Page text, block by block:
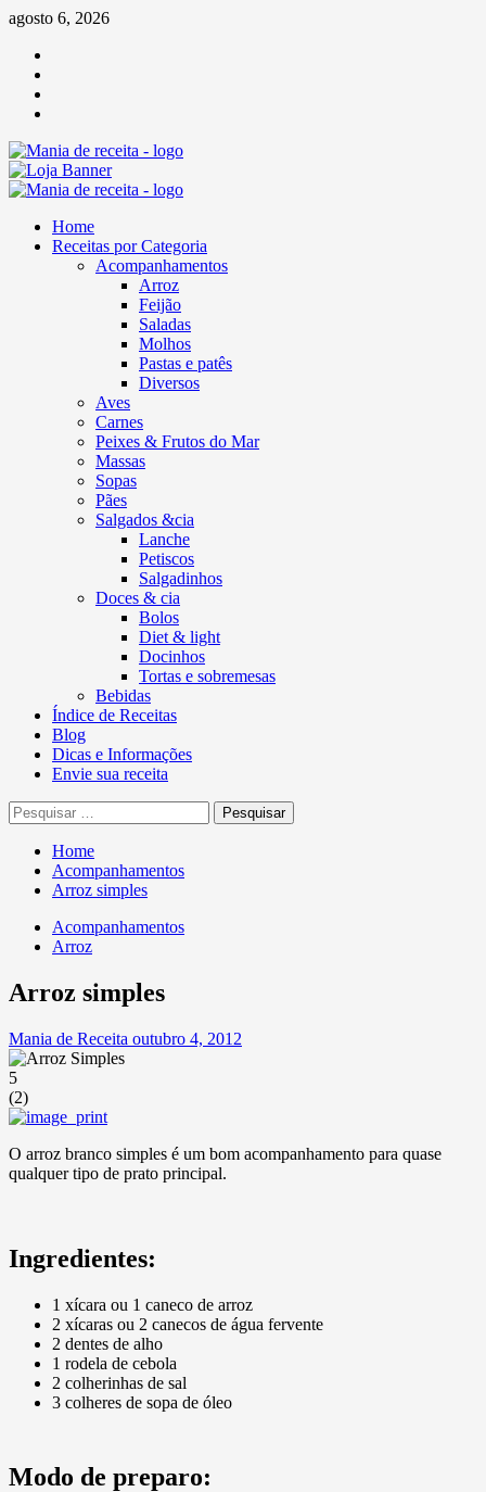
Skip
content
agosto 6, 2026
Primary
Home
Receitas por Categoria
Acompanhamentos
Arroz
Feijão
Saladas
Molhos
Pastas e patês
Diversos
Aves
Carnes
Peixes & Frutos do Mar
Massas
Sopas
Pães
Salgados &cia
Lanche
Petiscos
Salgadinhos
Doces & cia
Bolos
Diet & light
Docinhos
Tortas e sobremesas
Bebidas
Índice de Receitas
Blog
Dicas e Informações
Envie sua receita
Pesquisar
por:
Home
Acompanhamentos
Arroz simples
Acompanhamentos
Arroz
Arroz simples
Mania de Receita outubro 4, 2012
5
(2)
O arroz branco simples é um bom acompanhamento para quase
qualquer tipo de prato principal.
Ingredientes:
1 xícara ou 1 caneco de arroz
2 xícaras ou 2 canecos de água fervente
2 dentes de alho
1 rodela de cebola
2 colherinhas de sal
3 colheres de sopa de óleo
Modo de preparo: